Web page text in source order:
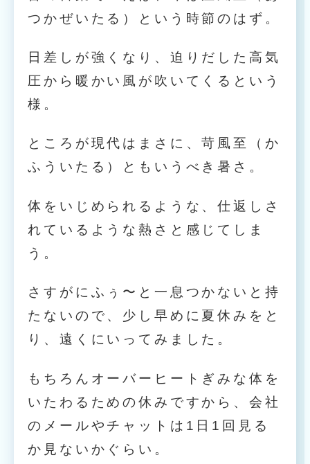
つかぜいたる）という時節のはず。
日差しが強くなり、迫りだした高気
圧から暖かい風が吹いてくるという
様。
ところが現代はまさに、苛風至（か
ふういたる）ともいうべき暑さ。
体をいじめられるような、仕返しさ
れているような熱さと感じてしま
う。
さすがにふぅ〜と一息つかないと持
たないので、少し早めに夏休みをと
り、遠くにいってみました。
もちろんオーバーヒートぎみな体を
いたわるための休みですから、会社
のメールやチャットは1日1回見る
か見ないかぐらい。